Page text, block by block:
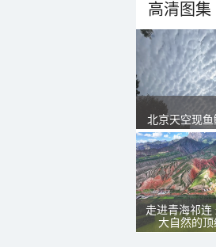
高清图集
北京天空现
走进青海祁连
大自然的顶